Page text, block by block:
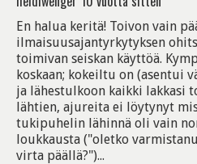
En halua keritä! Toivon vain
ilmaisuusajantyrkytyksen
toimivan seiskan käyttöä.
koskaan; kokeiltu on (asentui
ja lähestulkoon kaikki lakkasi
lähtien, ajureita ei löytynyt
tukipuhelin lähinnä oli vain
loukkausta ("oletko
virta päällä?")...